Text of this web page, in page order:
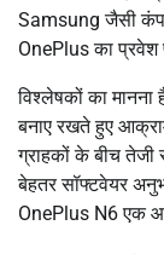
Samsung जैसी
OnePlus का प्रवेश
विश्लेषकों का
बनाए रखते हुए
ग्राहकों के बीच
बेहतर सॉफ्टवेयर
OnePlus N6 एक